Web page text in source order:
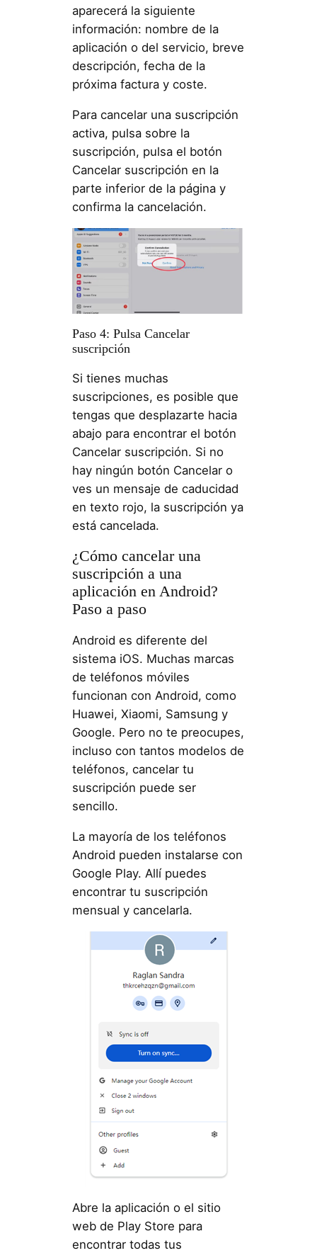
aparecerá la siguiente
información: nombre de la
aplicación o del servicio, breve
descripción, fecha de la
próxima factura y coste.
Para cancelar una suscripción
activa, pulsa sobre la
suscripción, pulsa el botón
Cancelar suscripción en la
parte inferior de la página y
confirma la cancelación.
Paso 4: Pulsa Cancelar
suscripción
Si tienes muchas
suscripciones, es posible que
tengas que desplazarte hacia
abajo para encontrar el botón
Cancelar suscripción. Si no
hay ningún botón Cancelar o
ves un mensaje de caducidad
en texto rojo, la suscripción ya
está cancelada.
¿Cómo cancelar una
suscripción a una
aplicación en Android?
Paso a paso
Android es diferente del
sistema iOS. Muchas marcas
de teléfonos móviles
funcionan con Android, como
Huawei, Xiaomi, Samsung y
Google. Pero no te preocupes,
incluso con tantos modelos de
teléfonos, cancelar tu
suscripción puede ser
sencillo.
La mayoría de los teléfonos
Android pueden instalarse con
Google Play. Allí puedes
encontrar tu suscripción
mensual y cancelarla.
Abre la aplicación o el sitio
web de Play Store para
encontrar todas tus